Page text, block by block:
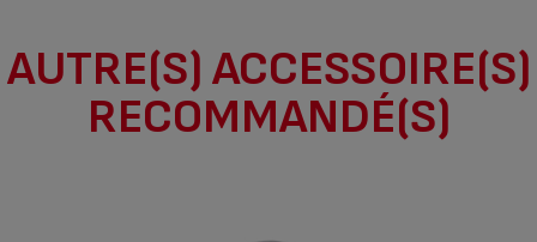
modalités de communication de la loi
Anti-Gaspillage pour une Economie
AUTRE(S) ACCESSOIRE(S)
RECOMMANDÉ(S)